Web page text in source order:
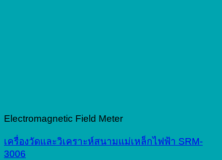
Electromagnetic Field Meter
เครื่องวัดและวิเคราะห์สนามแม่เหล็กไฟฟ้า SRM-
3006